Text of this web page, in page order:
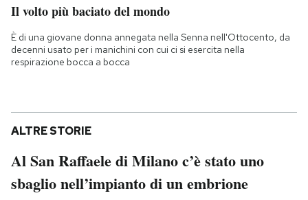
Il volto più baciato del mondo
È di una giovane donna annegata nella Senna nell'Ottocento, da
decenni usato per i manichini con cui ci si esercita nella
respirazione bocca a bocca
ALTRE STORIE
Al San Raffaele di Milano c’è stato uno
sbaglio nell’impianto di un embrione